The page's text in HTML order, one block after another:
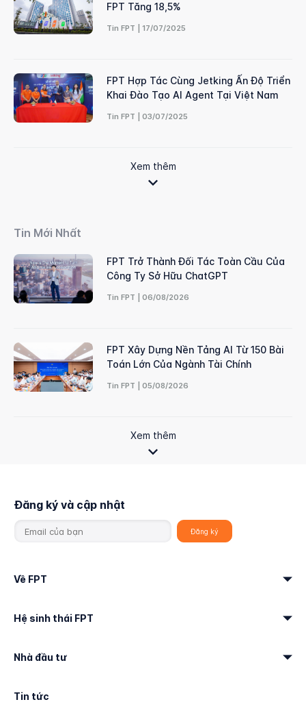
FPT Tăng 18,5%
Tin FPT | 17/07/2025
FPT Hợp Tác Cùng Jetking Ấn Độ Triển
Khai Đào Tạo AI Agent Tại Việt Nam
Tin FPT | 03/07/2025
Xem thêm
Tin Mới Nhất
FPT Trở Thành Đối Tác Toàn Cầu Của
Công Ty Sở Hữu ChatGPT
Tin FPT | 06/08/2026
FPT Xây Dựng Nền Tảng AI Từ 150 Bài
Toán Lớn Của Ngành Tài Chính
Tin FPT | 05/08/2026
Xem thêm
Đăng ký và cập nhật
Về FPT
Hệ sinh thái FPT
Nhà đầu tư
Tin tức